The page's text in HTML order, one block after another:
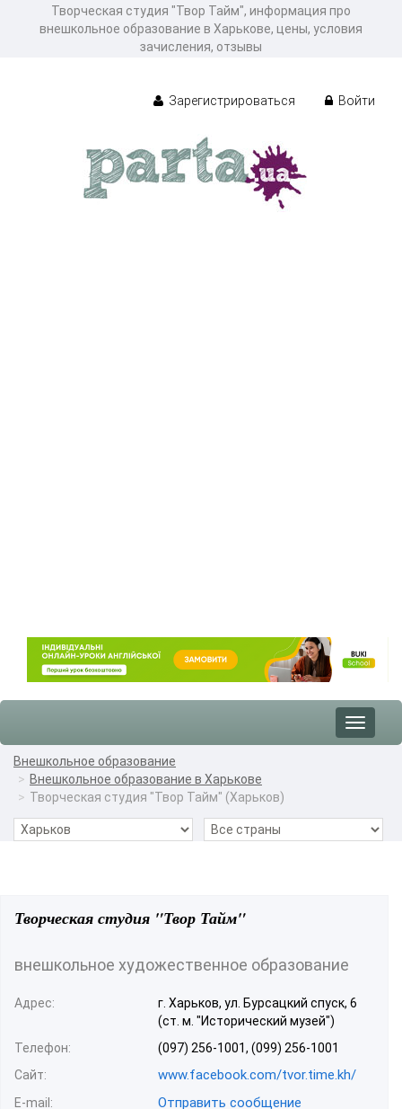
Творческая студия "Твор Тайм", информация про
внешкольное образование в Харькове, цены, условия
зачисления, отзывы
Зарегистрироваться Войти
Toggle
Внешкольное образование
Внешкольное образование в Харькове
Творческая студия "Твор Тайм" (Харьков)
Творческая студия "Твор Тайм"
внешкольное художественное образование
Адрес:
г. Харьков, ул. Бурсацкий спуск, 6
(ст. м. "Исторический музей")
Телефон:
(097) 256-1001, (099) 256-1001
Сайт:
www.facebook.com/tvor.time.kh/
E-mail:
Отправить сообщение